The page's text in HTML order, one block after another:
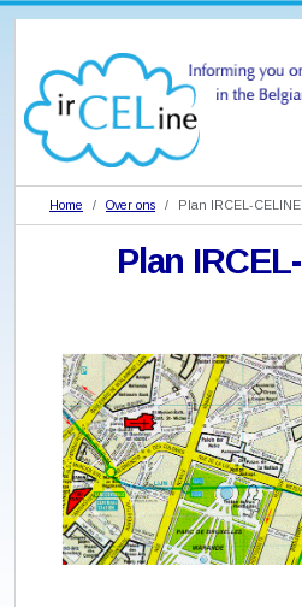
Home Over ons Plan IRCEL-CELINE
Plan